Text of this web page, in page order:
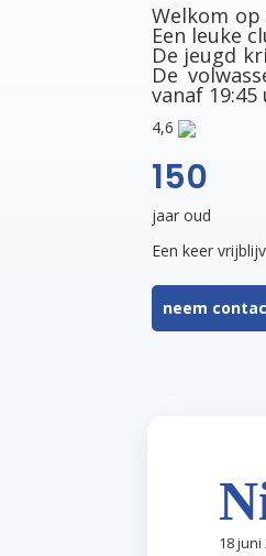
Welkom
Een leuke
De jeugd
De
vanaf 19:45
4,6
150
jaar oud
Een keer
neem
18 juni